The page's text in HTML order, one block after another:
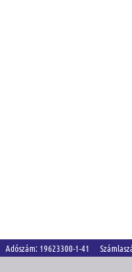
Adószám: 19623300-1-41